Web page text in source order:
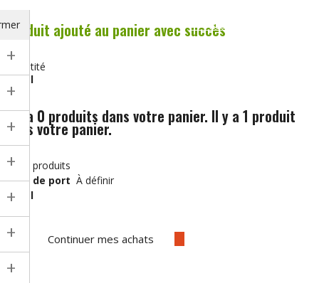
+
+
+
+
+
+
+
Produit ajouté au panier avec succès
Quantité
Total
Il y a 0 produits dans votre panier. Il y a 1 produit
dans votre panier.
Total produits
Frais de port À définir
Total
Continuer mes achats
>> Accès revendeurs (B2B)